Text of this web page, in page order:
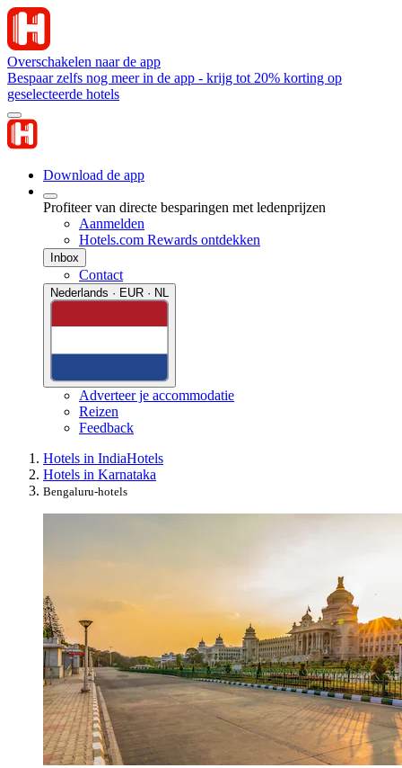
Overschakelen naar de app
Bespaar zelfs nog meer in de app - krijg tot 20% korting op
geselecteerde hotels
Download de app
Profiteer van directe besparingen met ledenprijzen
Aanmelden
Hotels.com Rewards ontdekken
Inbox
Contact
Nederlands · EUR · NL
Adverteer je accommodatie
Reizen
Feedback
Hotels in IndiaHotels
Hotels in Karnataka
Bengaluru-hotels